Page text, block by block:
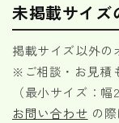
未掲載サイズ
掲載サイズ以外の
※ご相談・お見積
（最小サイズ：
お問い合わせ の